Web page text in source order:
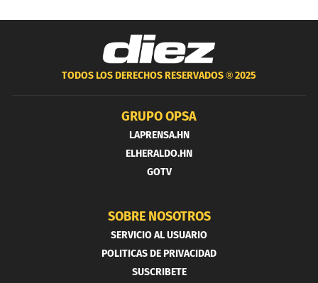
TODOS LOS DERECHOS RESERVADOS ®2025
GRUPO OPSA
LAPRENSA.HN
ELHERALDO.HN
GOTV
SOBRE NOSOTROS
SERVICIO AL USUARIO
POLITICAS DE PRIVACIDAD
SUSCRIBETE